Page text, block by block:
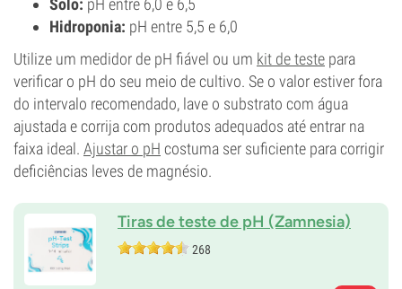
Solo: pH entre 6,0 e 6,5
Hidroponia: pH entre 5,5 e 6,0
Utilize um medidor de pH fiável ou um kit de teste para
verificar o pH do seu meio de cultivo. Se o valor estiver fora
do intervalo recomendado, lave o substrato com água
ajustada e corrija com produtos adequados até entrar na
faixa ideal. Ajustar o pH costuma ser suficiente para corrigir
deficiências leves de magnésio.
Tiras de teste de pH (Zamnesia)
268